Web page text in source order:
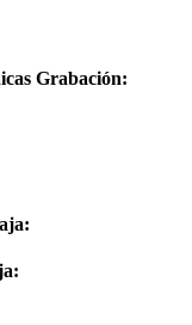
Grabación: